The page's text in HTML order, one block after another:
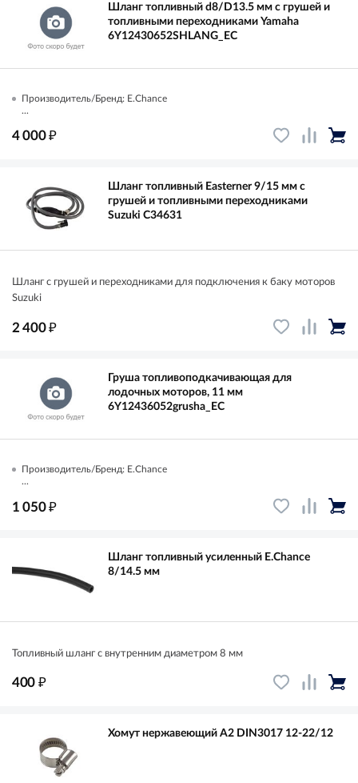
Шланг топливный d8/D13.5 мм с грушей и
топливными переходниками Yamaha
6Y12430652SHLANG_EC
Производитель/Бренд: E.Chance
...
4 000₽
Шланг топливный Easterner 9/15 мм с
грушей и топливными переходниками
Suzuki C34631
Шланг с грушей и переходниками для подключения к баку моторов
Suzuki
2 400₽
Груша топливоподкачивающая для
лодочных моторов, 11 мм
6Y12436052grusha_EC
Производитель/Бренд: E.Chance
...
1 050₽
Шланг топливный усиленный E.Chance
8/14.5 мм
Топливный шланг с внутренним диаметром 8 мм
400 ₽
Хомут нержавеющий A2 DIN3017 12-22/12